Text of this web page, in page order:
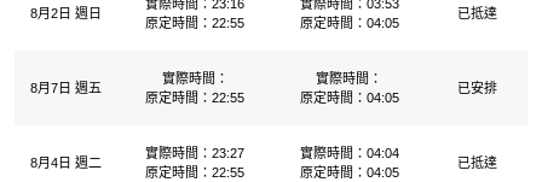
8月2日 週日
實際時間：23:16
原定時間：22:55
實際時間：03:53
原定時間：04:05
已抵達
8月7日 週五
實際時間：
原定時間：22:55
實際時間：
原定時間：04:05
已安排
8月4日 週二
實際時間：23:27
原定時間：22:55
實際時間：04:04
原定時間：04:05
已抵達